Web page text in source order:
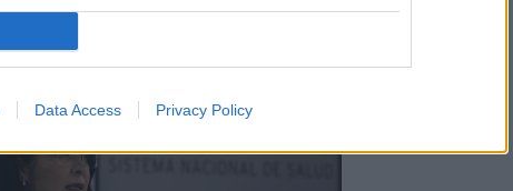
Data Access Privacy Policy